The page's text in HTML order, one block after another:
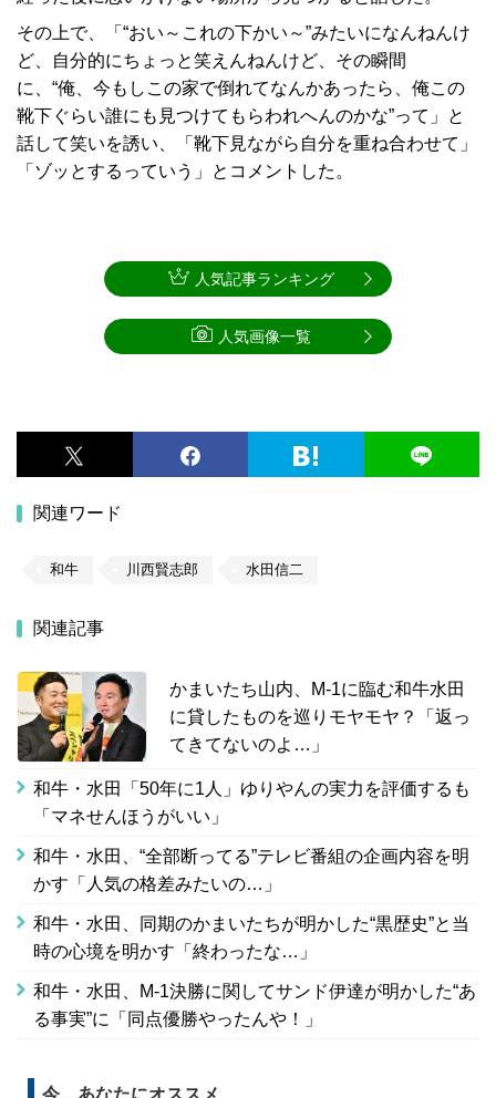
その上で、「“おい～これの下かい～”みたいになんねんけ
ど、自分的にちょっと笑えんねんけど、その瞬間
に、“俺、今もしこの家で倒れてなんかあったら、俺この
靴下ぐらい誰にも見つけてもらわれへんのかな”って」と
話して笑いを誘い、「靴下見ながら自分を重ね合わせて」
「ゾッとするっていう」とコメントした。
関連ワード
和牛 川西賢志郎 水田信二
関連記事
かまいたち山内、M-1に臨む和牛水田
に貸したものを巡りモヤモヤ？「返っ
てきてないのよ…」
和牛・水田「50年に1人」ゆりやんの実力を評価するも
「マネせんほうがいい」
和牛・水田、“全部断ってる”テレビ番組の企画内容を明
かす「人気の格差みたいの…」
和牛・水田、同期のかまいたちが明かした“黒歴史”と当
時の心境を明かす「終わったな…」
和牛・水田、M-1決勝に関してサンド伊達が明かした“あ
る事実”に「同点優勝やったんや！」
人気記事ランキング
人気画像一覧
今、あなたにオススメ